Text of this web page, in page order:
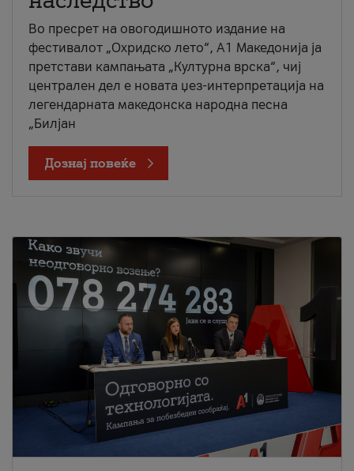
Во пресрет на овогодишното издание на
фестивалот „Охридско лето“, А1 Македонија ја
претстави кампањата „Културна врска“, чиј
централен дел е новата џез-интерпретација на
легендарната македонска народна песна
„Билјан
Дознај повеќе